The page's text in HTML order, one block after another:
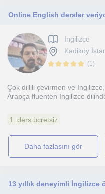
Online English dersler
Ingilizce
Kadiköy
(1)
Çok dillili çevirmen ve
Arapça fluenten Ingilizce
1. ders ücretsiz
daha fazlasını gör